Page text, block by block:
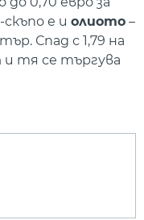
е и олиото –
Спад с 1,79 на
и тя се търгува